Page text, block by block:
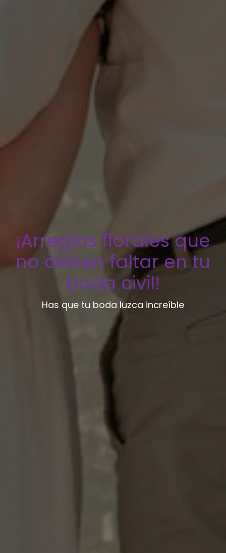
¡Arreglos florales que
no deben faltar en tu
boda civil!
Has que tu boda luzca increíble